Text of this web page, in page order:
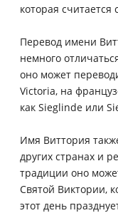
которая
Перевод имени
немного
оно может
Victoria, на
как Sieglinde или
Имя Виттория
других странах и
традиции оно
Святой Виктории,
этот день